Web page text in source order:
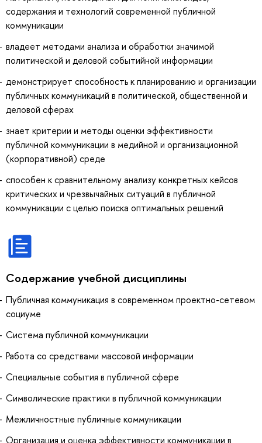
содержания и технологий современной публичной
коммуникации
владеет методами анализа и обработки значимой
политической и деловой событийной информации
демонстрирует способность к планированию и организации
публичных коммуникаций в политической, общественной и
деловой сферах
знает критерии и методы оценки эффективности
публичной коммуникации в медийной и организационной
(корпоративной) среде
способен к сравнительному анализу конкретных кейсов
критических и чрезвычайных ситуаций в публичной
коммуникации с целью поиска оптимальных решений
Содержание учебной дисциплины
Публичная коммуникация в современном проектно-сетевом
социуме
Система публичной коммуникации
Работа со средствами массовой информации
Специальные события в публичной сфере
Символические практики в публичной коммуникации
Межличностные публичные коммуникации
Организация и оценка эффективности коммуникации в